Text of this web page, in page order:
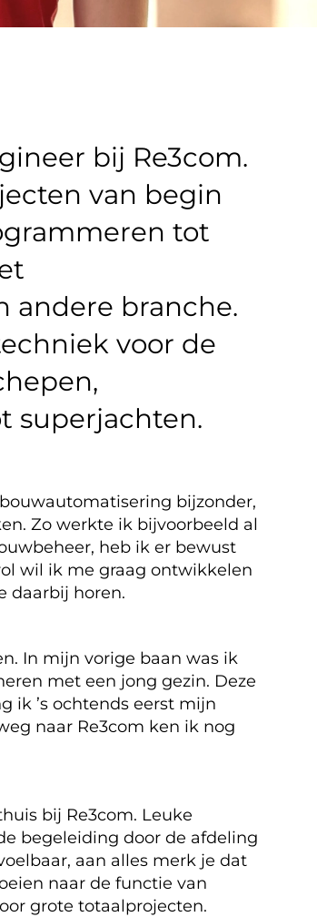
bij Re3com.
van begin
tot
andere branche.
voor de
superjachten.
bijzonder,
Zo werkte ik bijvoorbeeld al
heb ik er bewust
wil ik me graag ontwikkelen
daarbij horen.
In mijn vorige baan was ik
met een jong gezin. Deze
ik ’s ochtends eerst mijn
naar Re3com ken ik nog
bij Re3com. Leuke
begeleiding door de afdeling
aan alles merk je dat
naar de functie van
grote totaalprojecten.